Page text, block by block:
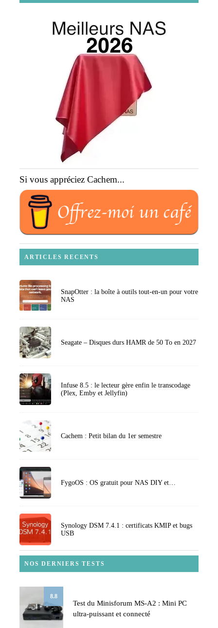
Si vous appréciez Cachem...
ARTICLES RECENTS
SnapOtter : la boîte à outils tout-en-un pour votre
NAS
Seagate – Disques durs HAMR de 50 To en 2027
Infuse 8.5 : le lecteur gère enfin le transcodage
(Plex, Emby et Jellyfin)
Cachem : Petit bilan du 1er semestre
FygoOS : OS gratuit pour NAS DIY et…
Synology DSM 7.4.1 : certificats KMIP et bugs
USB
NOS DERNIERS TESTS
8.8
Test du Minisforum MS-A2 : Mini PC
ultra-puissant et connecté